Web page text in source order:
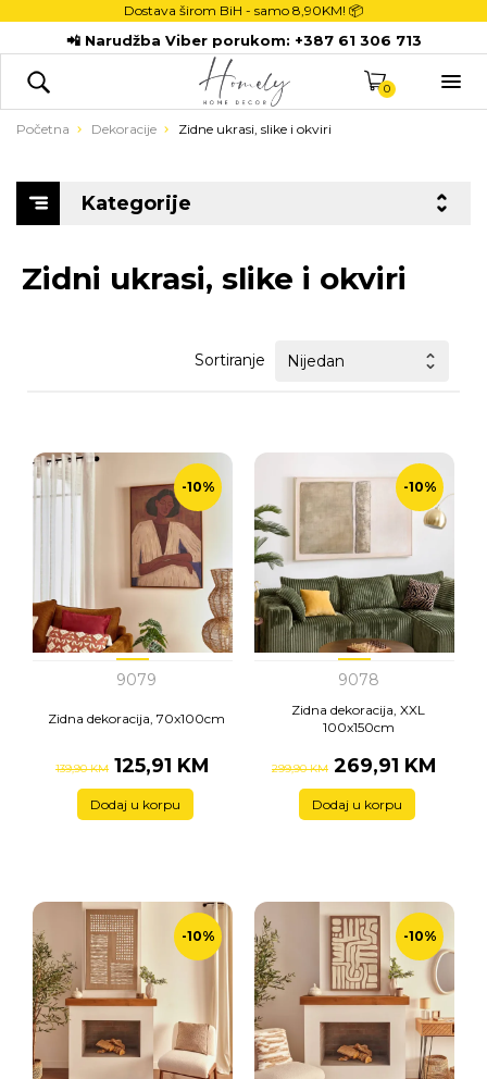
Dostava širom BiH - samo 8,90KM! 📦
📲 Narudžba Viber porukom: +387 61 306 713
0 
POČETNA
DEKORACIJE
KUHINJA
TEKSTIL
KUPATILO
ODLAGANJE
NOVI PROIZVODI
Početna Dekoracije Zidne ukrasi, slike i okviri
Kategorije
Zidni ukrasi, slike i okviri
Sortiranje
-10%
9079
Zidna dekoracija, 70x100cm
139,90 KM 125,91 KM
Dodaj u korpu
-10%
9078
Zidna dekoracija, XXL
100x150cm
299,90 KM 269,91 KM
Dodaj u korpu
-10% -10%